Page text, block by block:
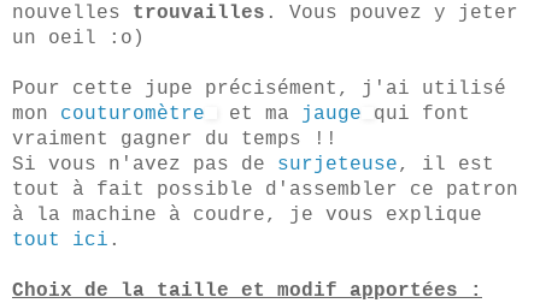
nouvelles trouvailles . Vous pouvez y jeter
un oeil :o)
Pour cette jupe précisément, j'ai utilisé
mon couturomètre et ma jauge
qui font
vraiment gagner du temps !!
Si vous n'avez pas de surjeteuse, il est
tout à fait possible d'assembler ce patron
à la machine à coudre, je vous explique
tout ici .
Choix de la taille et modif apportées :